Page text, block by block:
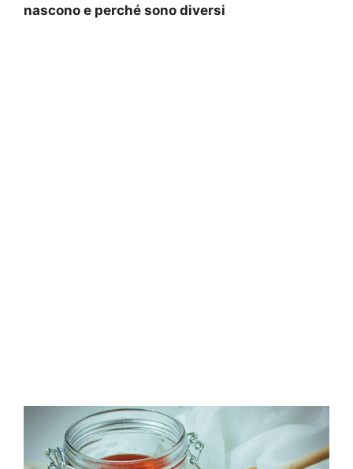
nascono e perché sono diversi